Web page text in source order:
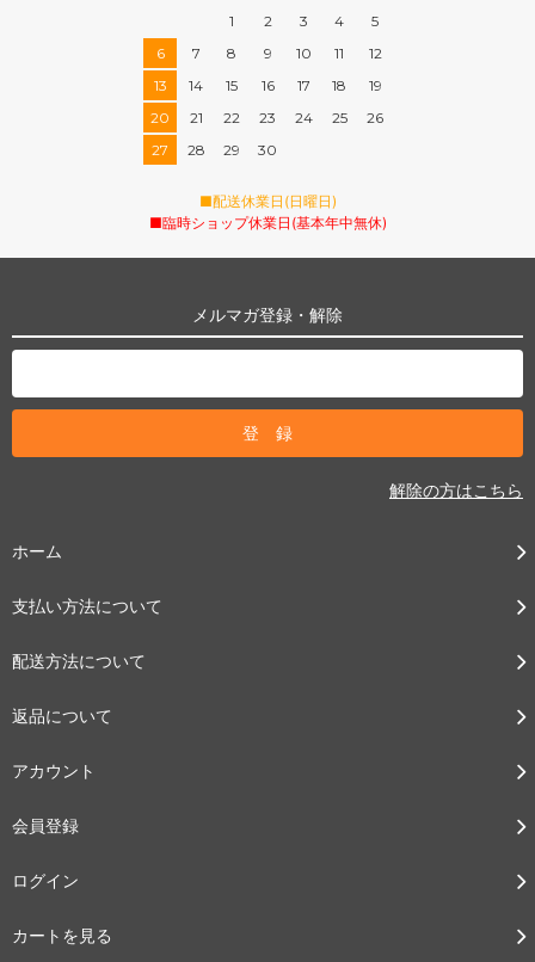
1
2 3 4
5
6
7 8 9 10 11
12
13
14 15 16 17 18
19
20
21 22 23 24 25
26
27
28 29 30
■配送休業日(日曜日)
■臨時ショップ休業日(基本年中無休)
メルマガ登録・解除
解除の方はこちら
ホーム
支払い方法について
配送方法について
返品について
アカウント
会員登録
ログイン
カートを見る